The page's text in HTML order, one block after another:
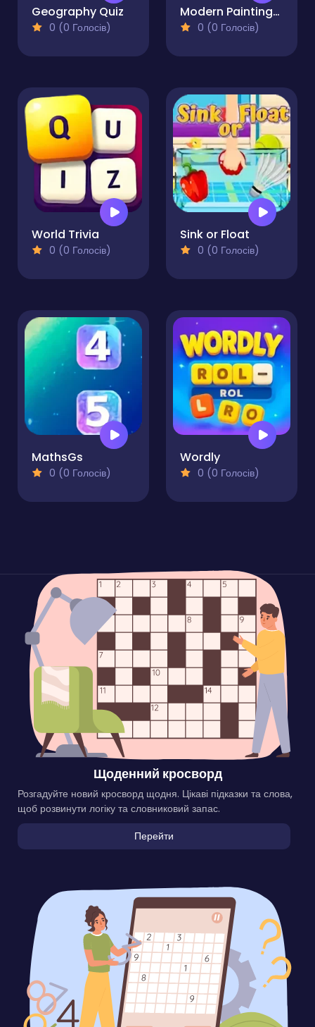
Geography Quiz
0 (0 Голосів)
Modern Paintings. Gallery of Art
0 (0 Голосів)
World Trivia
0 (0 Голосів)
Sink or Float
0 (0 Голосів)
MathsGs
0 (0 Голосів)
Wordly
0 (0 Голосів)
Щоденний кросворд
Розгадуйте новий кросворд щодня. Цікаві підказки та слова,
щоб розвинути логіку та словниковий запас.
Перейти